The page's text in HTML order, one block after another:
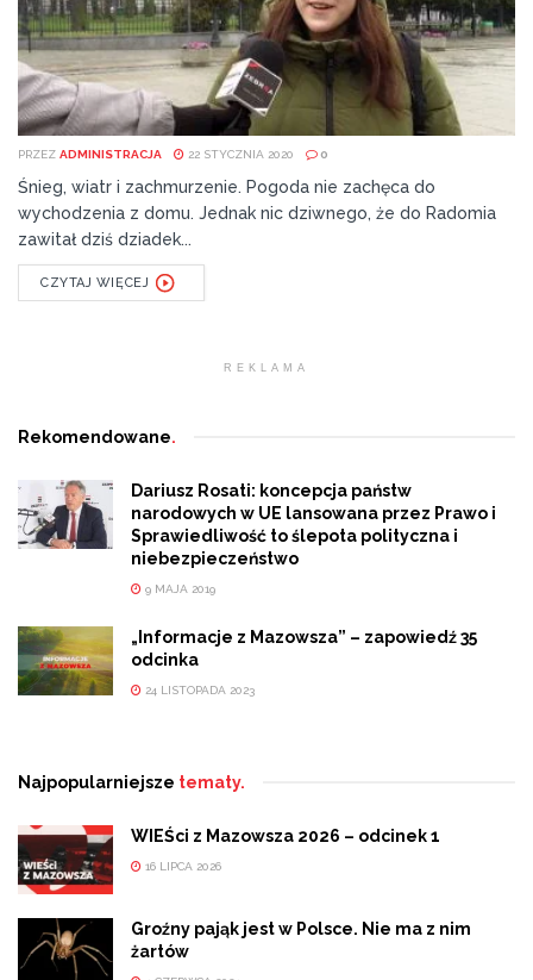
PRZEZ ADMINISTRACJA 22 STYCZNIA 2020 0
Śnieg, wiatr i zachmurzenie. Pogoda nie zachęca do
wychodzenia z domu. Jednak nic dziwnego, że do Radomia
zawitał dziś dziadek...
CZYTAJ WIĘCEJ
REKLAMA
Rekomendowane.
Dariusz Rosati: koncepcja państw
narodowych w UE lansowana przez Prawo i
Sprawiedliwość to ślepota polityczna i
niebezpieczeństwo
9 MAJA 2019
„Informacje z Mazowsza” – zapowiedź 35
odcinka
24 LISTOPADA 2023
Najpopularniejsze tematy.
WIEŚci z Mazowsza 2026 – odcinek 1
16 LIPCA 2026
Groźny pająk jest w Polsce. Nie ma z nim
żartów